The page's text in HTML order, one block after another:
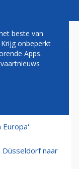
vol met
Europa'
Düsseldorf naar
beste van
onbeperkt
Apps.